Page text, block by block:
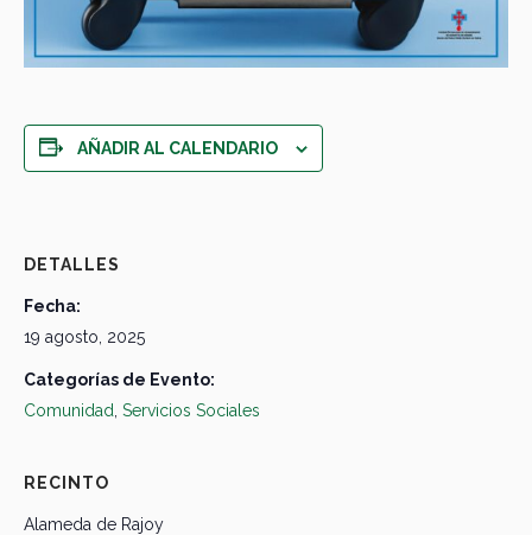
AÑADIR AL CALENDARIO
DETALLES
Fecha:
19 agosto, 2025
Categorías de Evento:
Comunidad Servicios Sociales
RECINTO
Alameda de Rajoy